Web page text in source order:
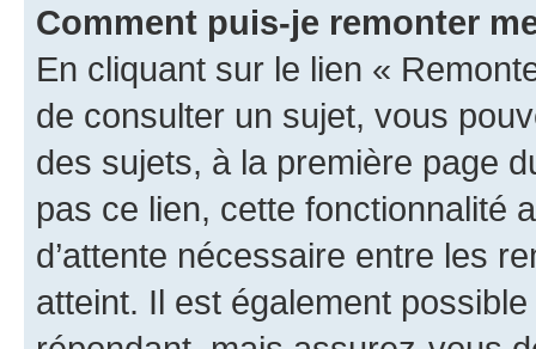
Comment puis-je remonter
En cliquant sur le lien «
de consulter un sujet, vous
des sujets, à la première page
pas ce lien, cette fonctionnalité
d’attente nécessaire entre les
atteint. Il est également